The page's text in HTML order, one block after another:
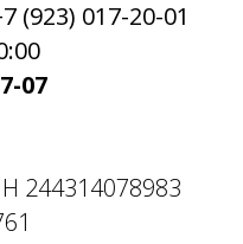
(923) 017-20-01
07
244314078983